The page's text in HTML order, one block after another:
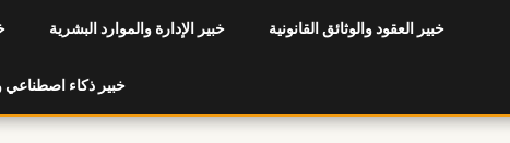
خبير العقود والوثائق القانونية خبير الإدارة والموارد البشرية
خبير ذكاء اصطناعي